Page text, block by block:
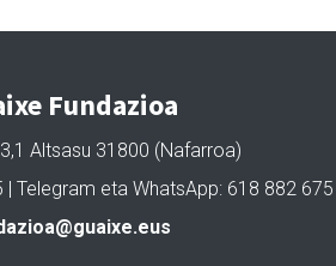
Fundazioa
Altsasu 31800 (Nafarroa)
Telegram eta WhatsApp: 618 882 675